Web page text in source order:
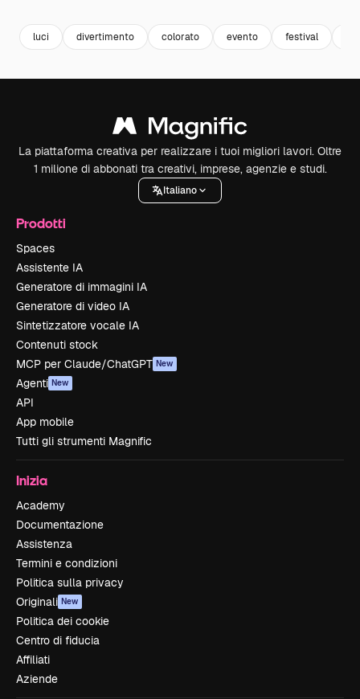
luci divertimento colorato evento festival
La piattaforma creativa per realizzare i tuoi migliori lavori. Oltre
1 milione di abbonati tra creativi, imprese, agenzie e studi.
Italiano
Prodotti
Spaces
Assistente IA
Generatore di immagini IA
Generatore di video IA
Sintetizzatore vocale IA
Contenuti stock
MCP per Claude/ChatGPT New
Agenti New
API
App mobile
Tutti gli strumenti Magnific
Inizia
Academy
Documentazione
Assistenza
Termini e condizioni
Politica sulla privacy
Originali New
Politica dei cookie
Centro di fiducia
Affiliati
Aziende